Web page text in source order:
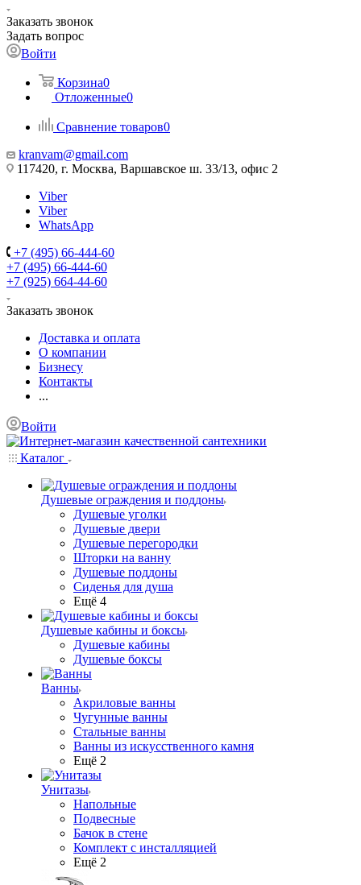
Заказать звонок
Задать вопрос
Войти
Корзина0
Отложенные0
Сравнение товаров0
kranvam@gmail.com
117420, г. Москва, Варшавское ш. 33/13, офис 2
Viber
Viber
WhatsApp
+7 (495) 66-444-60
+7 (495) 66-444-60
+7 (925) 664-44-60
Заказать звонок
Доставка и оплата
О компании
Бизнесу
Контакты
...
Войти
Каталог
Душевые ограждения и поддоны
Душевые уголки
Душевые двери
Душевые перегородки
Шторки на ванну
Душевые поддоны
Сиденья для душа
Ещё 4
Душевые кабины и боксы
Душевые кабины
Душевые боксы
Ванны
Акриловые ванны
Чугунные ванны
Стальные ванны
Ванны из искусственного камня
Ещё 2
Унитазы
Напольные
Подвесные
Бачок в стене
Комплект с инсталляцией
Ещё 2